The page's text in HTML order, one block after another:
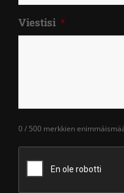
Viestisi *
0 / 500 merkkien